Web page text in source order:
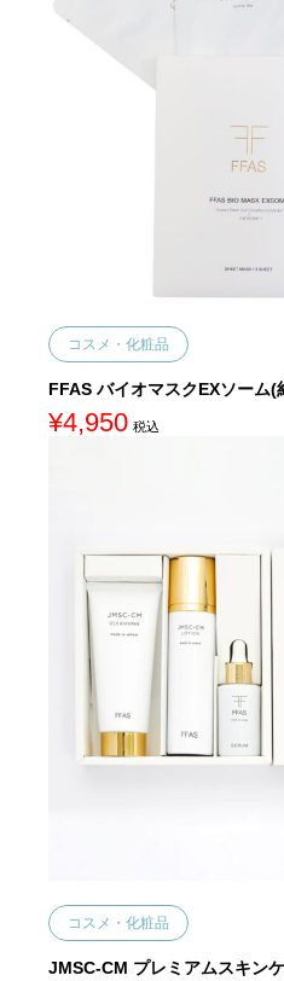
コスメ・化粧品
FFAS バイオマスクEXソーム(
¥4,950 税込
コスメ・化粧品
JMSC-CM プレミアムスキン